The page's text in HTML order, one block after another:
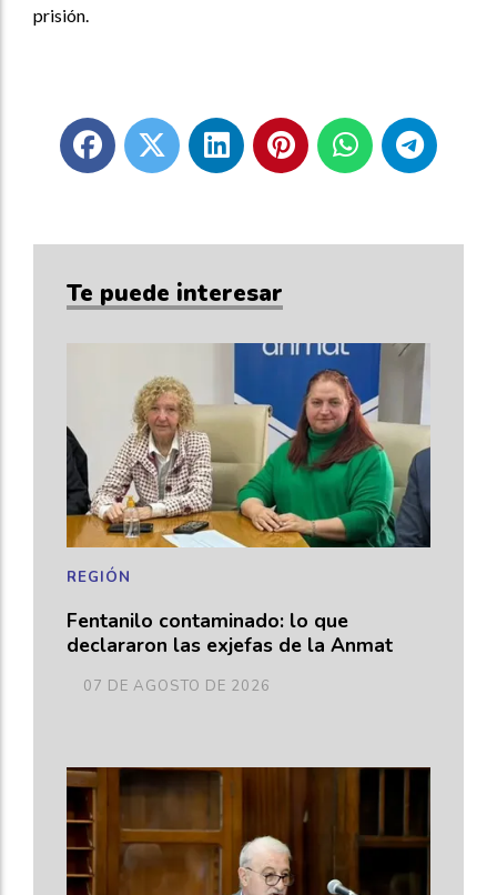
prisión.
Te puede interesar
Fentanilo contaminado: lo que
declararon las exjefas de la Anmat
REGIÓN
07 DE AGOSTO DE 2026